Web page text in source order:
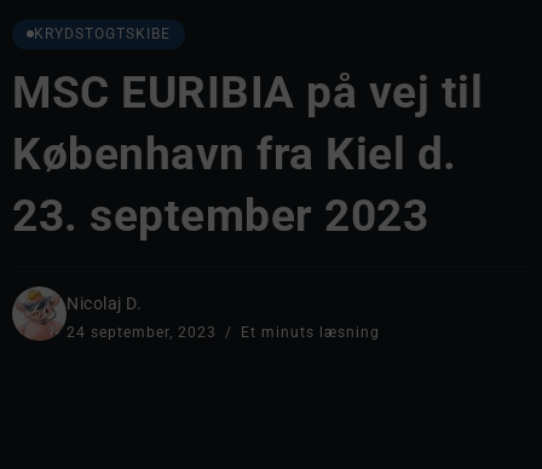
KRYDSTOGTSKIBE
MSC EURIBIA på vej til
København fra Kiel d.
23. september 2023
Nicolaj D.
24 september, 2023 Et minuts læsning